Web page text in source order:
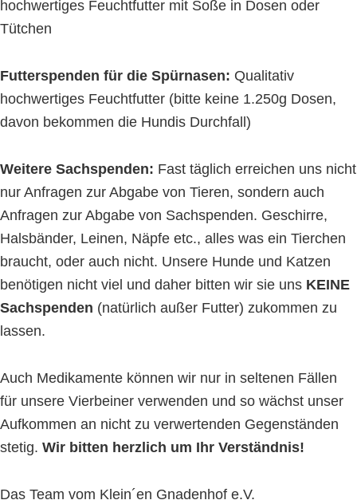
hochwertiges Feuchtfutter mit Soße in Dosen oder
Tütchen
Futterspenden für die Spürnasen: Qualitativ
hochwertiges Feuchtfutter (bitte keine 1.250g Dosen,
davon bekommen die Hundis Durchfall)
Weitere Sachspenden: Fast täglich erreichen uns nicht
nur Anfragen zur Abgabe von Tieren, sondern auch
Anfragen zur Abgabe von Sachspenden. Geschirre,
Halsbänder, Leinen, Näpfe etc., alles was ein Tierchen
braucht, oder auch nicht. Unsere Hunde und Katzen
benötigen nicht viel und daher bitten wir sie uns KEINE
Sachspenden (natürlich außer Futter) zukommen zu
lassen.
Auch Medikamente können wir nur in seltenen Fällen
für unsere Vierbeiner verwenden und so wächst unser
Aufkommen an nicht zu verwertenden Gegenständen
stetig. Wir bitten herzlich um Ihr Verständnis!
Das Team vom Klein´en Gnadenhof e.V.